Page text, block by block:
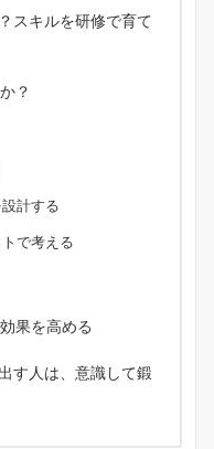
スキルを研修で育て
？
計する
で考える
果を高める
す人は、意識して鍛